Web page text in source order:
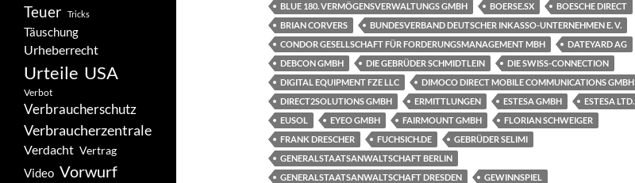
BLUE 180. VERMÖGENSVERWALTUNGS GMBH
BOERSE.SX
BOESCHE DIRECT
BRIAN CORVERS
BUNDESVERBAND DEUTSCHER INKASSO-UNTERNEHMEN E. V.
CONDOR GESELLSCHAFT FÜR FORDERUNGSMANAGEMENT MBH
DATEYARD AG
DEBCON GMBH
DIE GEBRÜDER SCHMIDTLEIN
DIE SWISS-CONNECTION
DIGITAL EQUIPMENT FZE LLC
DIMOCO DIRECT MOBILE COMMUNICATIONS GMBH
DIRECT2SOLUTIONS GMBH
ERMITTLUNGEN ESTESA GMBH
ESTESA LTD.
EUSOL
EYEO GMBH FAIRMOUNT GMBH
FLORIAN SCHWEIGER
FRANK DRESCHER
FUCHSICH.DE
GEBRÜDER SELIMI
GENERALSTAATSANWALTSCHAFT BERLIN
GENERALSTAATSANWALTSCHAFT DRESDEN
GEWINNSPIEL
Teuer Tricks
Täuschung
Urheberrecht
Urteile USA
Verbot
Verbraucherschutz
Verbraucherzentrale
Verdacht Vertrag
Video Vorwurf